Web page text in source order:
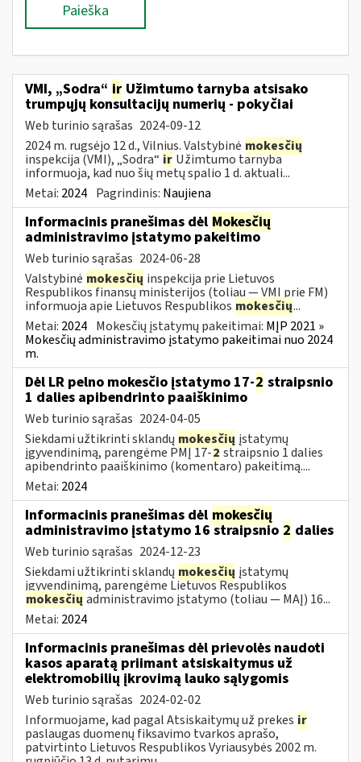
Paieška
VMI, „Sodra“ ir Užimtumo tarnyba atsisako
trumpųjų konsultacijų numerių - pokyčiai
Web turinio sąrašas 2024-09-12
2024 m. rugsėjo 12 d., Vilnius. Valstybinė mokesčių
inspekcija (VMI), „Sodra“ ir Užimtumo tarnyba
informuoja, kad nuo šių metų spalio 1 d. aktuali...
Metai: 2024 Pagrindinis: Naujiena
Informacinis pranešimas dėl Mokesčių
administravimo įstatymo pakeitimo
Web turinio sąrašas 2024-06-28
Valstybinė mokesčių inspekcija prie Lietuvos
Respublikos finansų ministerijos (toliau — VMI prie FM)
informuoja apie Lietuvos Respublikos mokesčių...
Metai: 2024 Mokesčių įstatymų pakeitimai: MĮP 2021 »
Mokesčių administravimo įstatymo pakeitimai nuo 2024
m.
Dėl LR pelno mokesčio įstatymo 17-2 straipsnio
1 dalies apibendrinto paaiškinimo
Web turinio sąrašas 2024-04-05
Siekdami užtikrinti sklandų mokesčių įstatymų
įgyvendinimą, parengėme PMĮ 17-2straipsnio 1 dalies
apibendrinto paaiškinimo (komentaro) pakeitimą....
Metai: 2024
Informacinis pranešimas dėl mokesčių
administravimo įstatymo 16 straipsnio 2 dalies
Web turinio sąrašas 2024-12-23
Siekdami užtikrinti sklandų mokesčių įstatymų
įgyvendinimą, parengėme Lietuvos Respublikos
mokesčių administravimo įstatymo (toliau — MAĮ) 16...
Metai: 2024
Informacinis pranešimas dėl prievolės naudoti
kasos aparatą priimant atsiskaitymus už
elektromobilių įkrovimą lauko sąlygomis
Web turinio sąrašas 2024-02-02
Informuojame, kad pagal Atsiskaitymų už prekes ir
paslaugas duomenų fiksavimo tvarkos aprašo,
patvirtinto Lietuvos Respublikos Vyriausybės 2002 m.